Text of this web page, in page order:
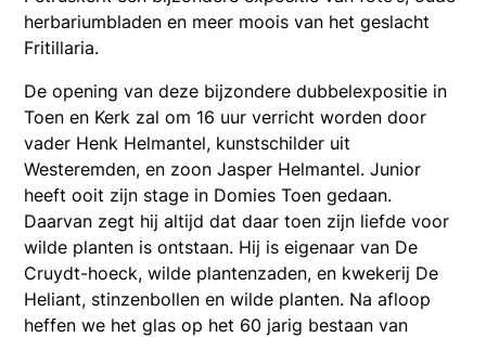
herbariumbladen en meer moois van het geslacht
Fritillaria.
De opening van deze bijzondere dubbelexpositie in
Toen en Kerk zal om 16 uur verricht worden door
vader Henk Helmantel, kunstschilder uit
Westeremden, en zoon Jasper Helmantel. Junior
heeft ooit zijn stage in Domies Toen gedaan.
Daarvan zegt hij altijd dat daar toen zijn liefde voor
wilde planten is ontstaan. Hij is eigenaar van De
Cruydt-hoeck, wilde plantenzaden, en kwekerij De
Heliant, stinzenbollen en wilde planten. Na afloop
heffen we het glas op het 60 jarig bestaan van